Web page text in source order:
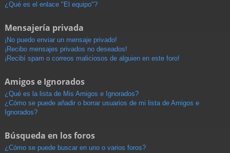
¿Qué es el enlace "El equipo"?
Mensajería privada
¡No puedo enviar un mensaje privado!
¡Recibo mensajes privados no deseados!
¡Recibí spam o correos maliciosos de alguien en este foro!
Amigos e Ignorados
¿Qué es la lista de Mis Amigos e Ignorados?
¿Cómo se puede añadir o borrar usuarios de mi lista de Amigos e
Ignorados?
Búsqueda en los foros
¿Cómo se puede buscar en uno o varios foros?